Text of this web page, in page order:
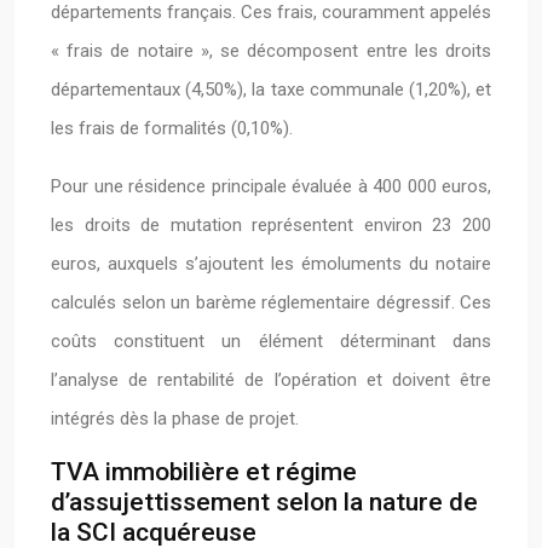
départements français. Ces frais, couramment appelés
« frais de notaire », se décomposent entre les droits
départementaux (4,50%), la taxe communale (1,20%), et
les frais de formalités (0,10%).
Pour une résidence principale évaluée à 400 000 euros,
les droits de mutation représentent environ 23 200
euros, auxquels s’ajoutent les émoluments du notaire
calculés selon un barème réglementaire dégressif. Ces
coûts constituent un élément déterminant dans
l’analyse de rentabilité de l’opération et doivent être
intégrés dès la phase de projet.
TVA immobilière et régime
d’assujettissement selon la nature de
la SCI acquéreuse